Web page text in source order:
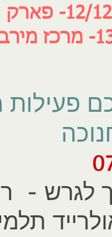
12/12- פארק קנדה
הכרמל
לגרש -